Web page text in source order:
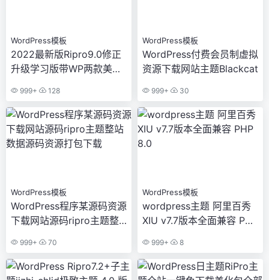
WordPress模板
2022最新版Ripro9.0修正
升级学习版带WP两款美化
999+ 128
WordPress模板
WordPress付费会员制虚拟
资源下载网站主题Blackcat
999+ 30
WordPress模板
WordPress程序某源码资源
下载网站源码ripro主题整
999+ 70
WordPress模板
wordpress主题 阿里百秀
XIU v7.7版本全面兼容 PHP
999+ 8